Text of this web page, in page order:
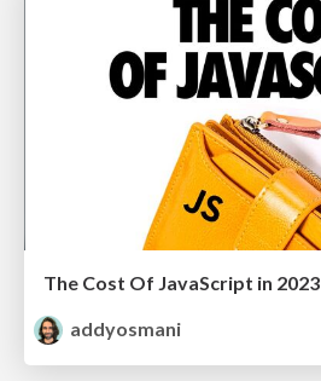
The Cost Of JavaScript in 2023
addyosmani